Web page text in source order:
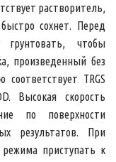
растворитель,
сохнет. Перед
грунтовать, чтобы
произведенный без
соответствует TRGS
Высокая скорость
по поверхности
результатов. При
режима приступать к